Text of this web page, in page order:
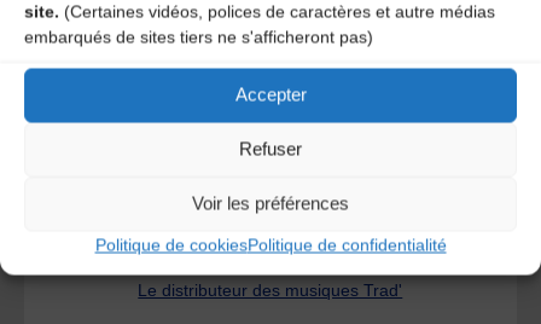
site. (Certaines vidéos, polices de caractères et autre médias
embarqués de sites tiers ne s'afficheront pas)
Accepter
Refuser
Voir les préférences
Politique de cookiesPolitique de confidentialité
A DECOUVRIR :
Le distributeur des musiques Trad'